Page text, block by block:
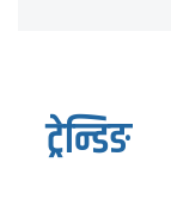
ट्रेन्डिङ